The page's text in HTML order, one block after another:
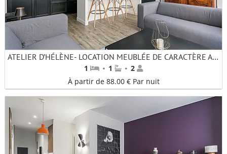
ATELIER D’HÉLÈNE- LOCATION MEUBLÉE DE CARACTÈRE AU MOIS – LYON 2
1 · 1 · 2
À partir de 88.00 € Par nuit